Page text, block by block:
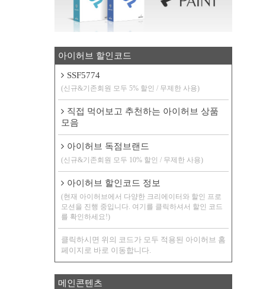
아이허브 할인코드
SSF5774
(신규&기존회원 모두 5% 할인 / 무제한 사용)
직접 먹어보고 추천하는 아이허브 상품
모음
아이허브 독점브랜드
(신규&기존회원 모두 10% 할인 / 무제한 사용)
아이허브 할인코드 정보
(현재 아이허브에서 다양한 크리에이터와 할인 프로
모션을 진행 중입니다. 여기를 클릭하셔서 할인 코드
를 확인하세요!)
클릭하시면 위의 코드가 모두 적용된 아이허브 홈
페이지로 바로 이동합니다.
메인콘텐츠